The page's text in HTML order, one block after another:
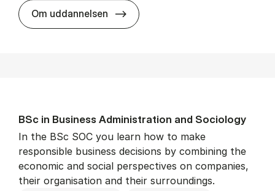
Om uddannelsen BSc in Busi­ness Ad­min­is­tra­tion
BSc in Busi­ness Ad­min­is­tra­tion and So­ci­ology
In the BSc SOC you learn how to make
responsible business decisions by combining the
economic and social perspectives on companies,
their organisation and their surroundings.